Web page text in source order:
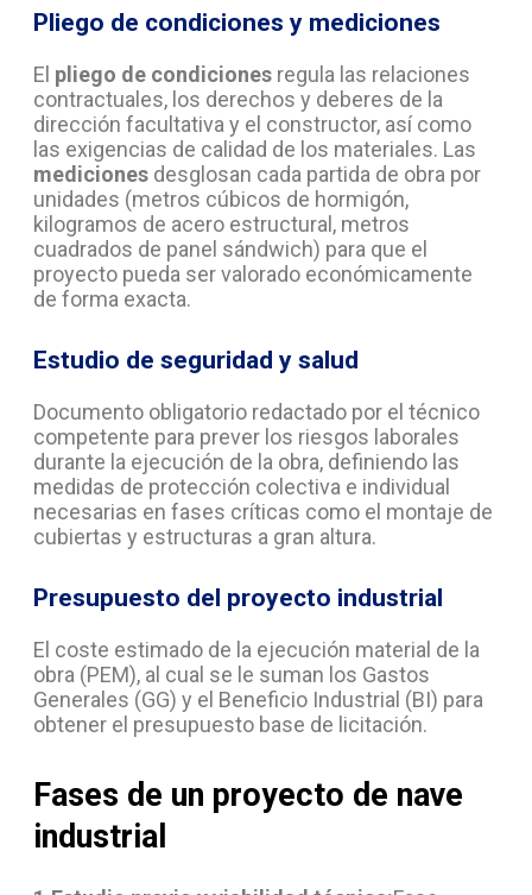
Pliego de condiciones y mediciones
El pliego de condiciones regula las relaciones
contractuales, los derechos y deberes de la
dirección facultativa y el constructor, así como
las exigencias de calidad de los materiales. Las
mediciones desglosan cada partida de obra por
unidades (metros cúbicos de hormigón,
kilogramos de acero estructural, metros
cuadrados de panel sándwich) para que el
proyecto pueda ser valorado económicamente
de forma exacta.
Estudio de seguridad y salud
Documento obligatorio redactado por el técnico
competente para prever los riesgos laborales
durante la ejecución de la obra, definiendo las
medidas de protección colectiva e individual
necesarias en fases críticas como el montaje de
cubiertas y estructuras a gran altura.
Presupuesto del proyecto industrial
El coste estimado de la ejecución material de la
obra (PEM), al cual se le suman los Gastos
Generales (GG) y el Beneficio Industrial (BI) para
obtener el presupuesto base de licitación.
Fases de un proyecto de nave
industrial